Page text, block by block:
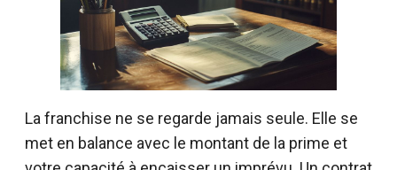
La franchise ne se regarde jamais seule. Elle se
met en balance avec le montant de la prime et